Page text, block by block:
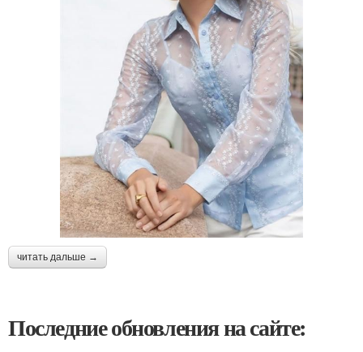
читать дальше →
Последние обновления на сайте: